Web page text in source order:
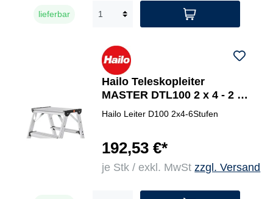
lieferbar
Hailo Teleskopleiter
MASTER DTL100 2 x 4 - 2 x
6 Stufen
Hailo Leiter D100 2x4-6Stufen
192,53 €*
je Stk / exkl. MwStzzgl. Versand